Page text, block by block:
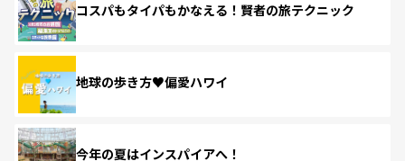
コスパもタイパもかなえる！賢者の旅テクニック
地球の歩き方♥偏愛ハワイ
今年の夏はインスパイアへ！